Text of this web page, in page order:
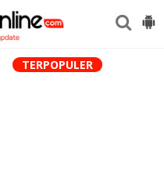
TERPOPULER